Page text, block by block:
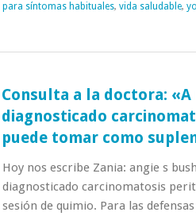
para síntomas habituales, vida saludable,
Consulta a la doctora:
diagnosticado
puede tomar como
Hoy nos escribe Zania: angie s
diagnosticado carcinomatosis
sesión de quimio. Para las